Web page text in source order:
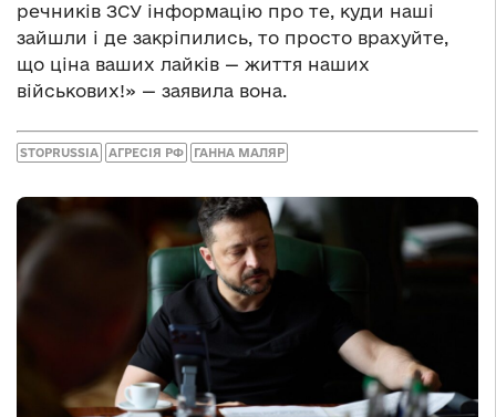
речників ЗСУ інформацію про те, куди наші
зайшли і де закріпились, то просто врахуйте,
що ціна ваших лайків — життя наших
військових!» — заявила вона.
STOPRUSSIA АГРЕСІЯ РФ ГАННА МАЛЯР